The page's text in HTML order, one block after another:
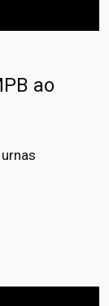
ao